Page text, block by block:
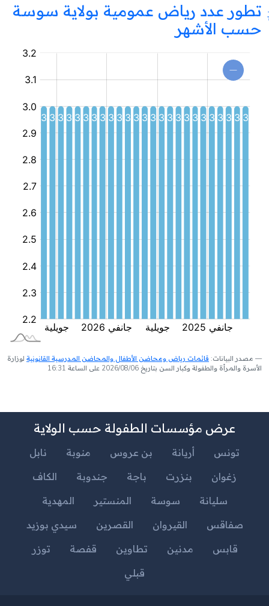
تطور عدد رياض عمومية بولاية سوسة
حسب الأشهر
روضة
مصدر البيانات: قائمات رياض ومحاضن الأطفال والمحاضن المدرسية القانونية لوزارة
الأسرة والمرأة والطفولة وكبار السن بتاريخ 2026/08/06 على الساعة 16:31
عرض مؤسسات الطفولة حسب الولاية
تونس أريانة بن عروس منوبة
نابل
زغوان
بنزرت باجة جندوبة
الكاف
سليانة
سوسة المنستير
المهدية
صفاقس
القيروان القصرين
سيدي بوزيد
قابس
مدنين تطاوين قفصة
توزر
قبلي